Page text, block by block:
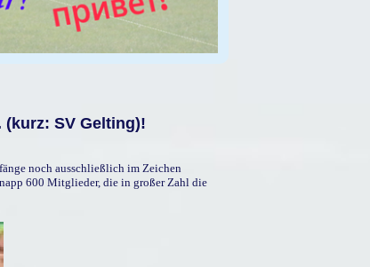
(kurz: SV Gelting)!
noch ausschließlich im Zeichen
600 Mitglieder, die in großer Zahl die